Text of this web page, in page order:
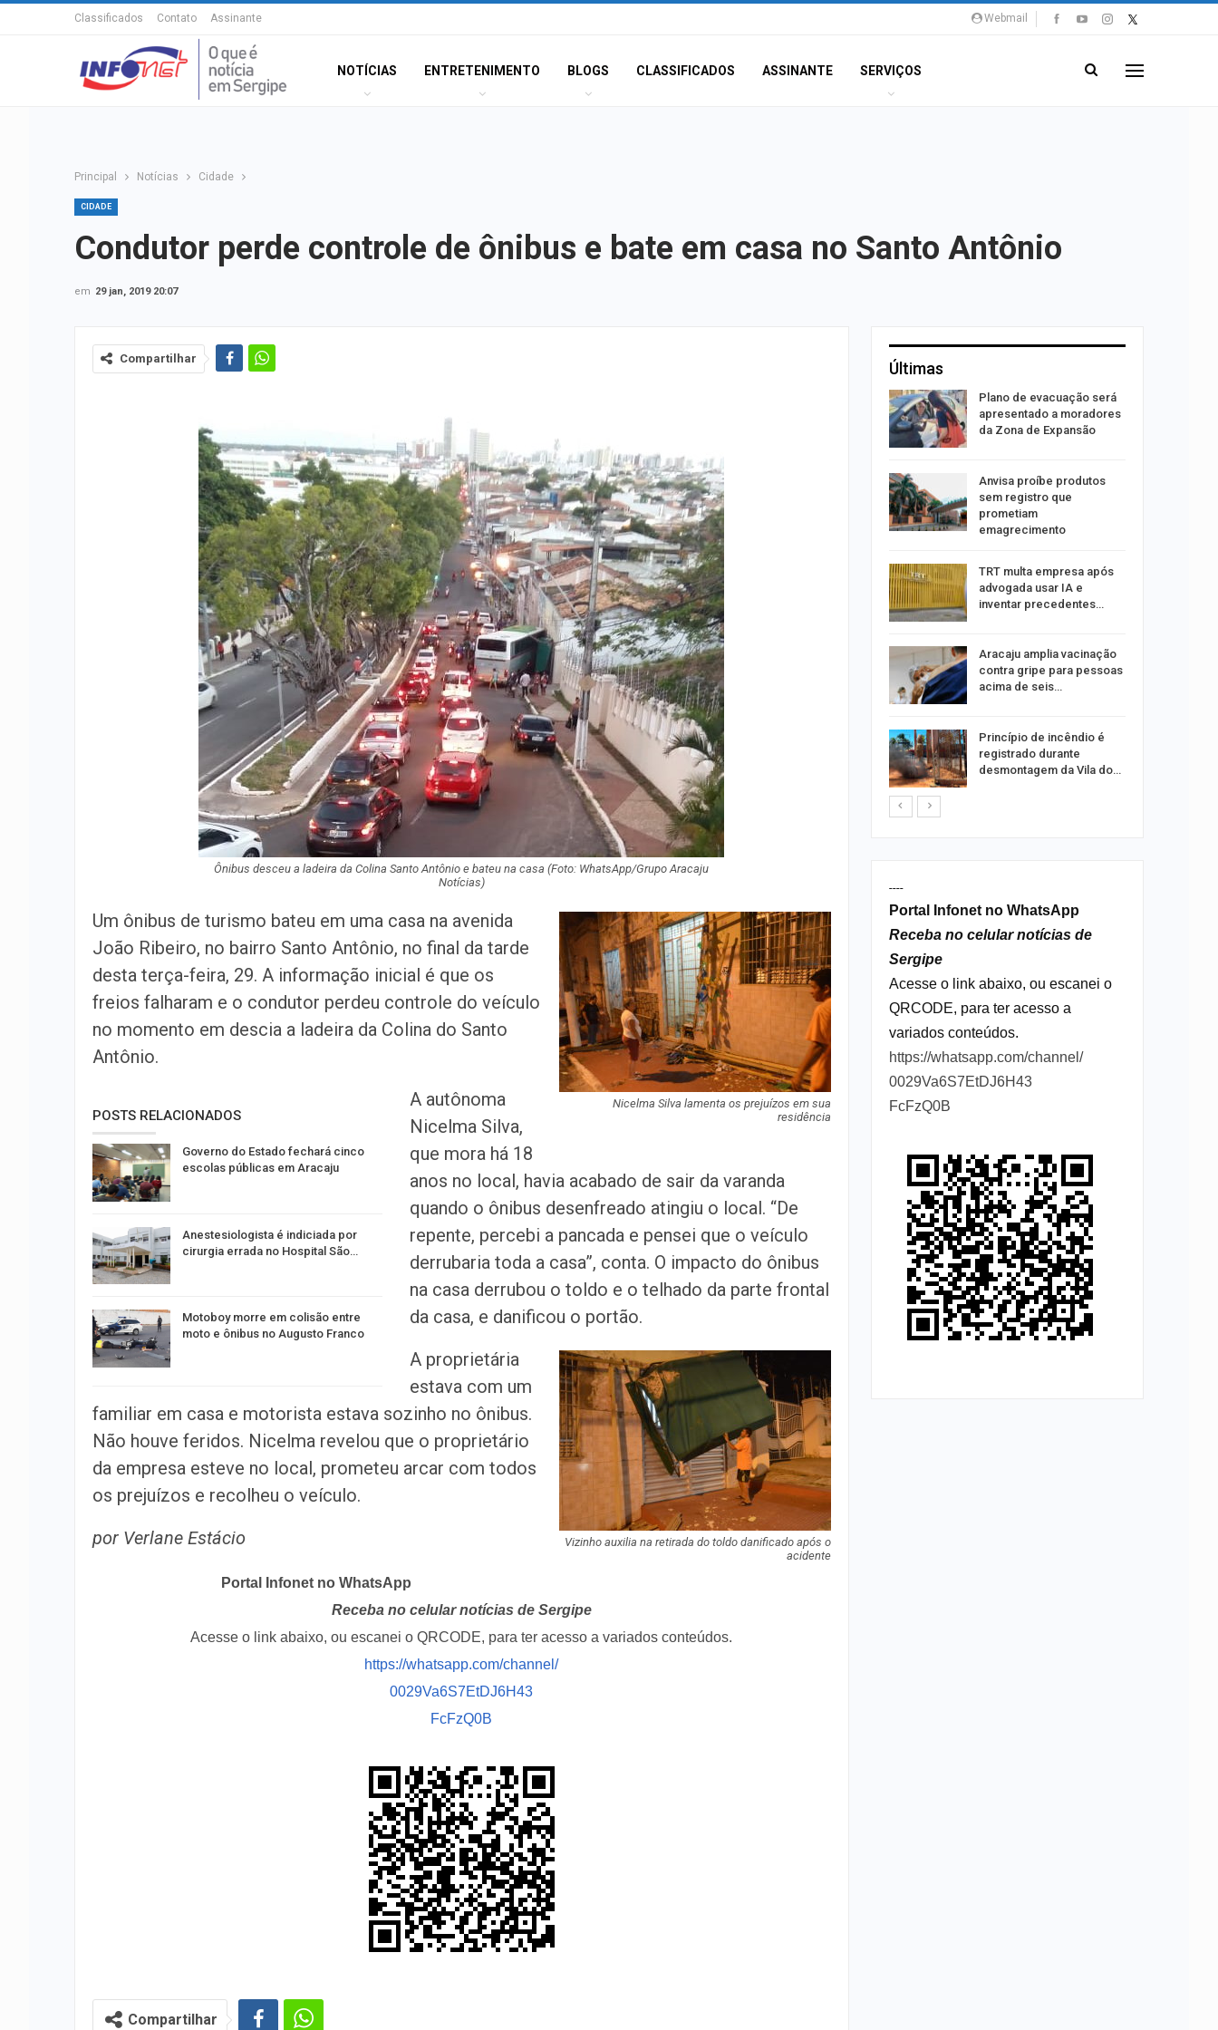
Webmail
Classificados Contato Assinante
NOTÍCIAS ENTRETENIMENTO BLOGS CLASSIFICADOS ASSINANTE SERVIÇOS
Principal Notícias Cidade
CIDADE
Condutor perde controle de ônibus e bate em casa no Santo Antônio
em 29 jan, 2019 20:07
Compartilhar
Ônibus desceu a ladeira da Colina Santo Antônio e bateu na casa (Foto: WhatsApp/Grupo Aracaju
Notícias)
Nicelma Silva lamenta os prejuízos em sua
residência
Um ônibus de turismo bateu em uma casa na avenida
João Ribeiro, no bairro Santo Antônio, no final da tarde
desta terça-feira, 29. A informação inicial é que os
freios falharam e o condutor perdeu controle do veículo
no momento em descia a ladeira da Colina do Santo
Antônio.
POSTS RELACIONADOS
Governo do Estado fechará cinco
escolas públicas em Aracaju
Anestesiologista é indiciada por
cirurgia errada no Hospital São…
Motoboy morre em colisão entre
moto e ônibus no Augusto Franco
A autônoma
Nicelma Silva,
que mora há 18
anos no local, havia acabado de sair da varanda
quando o ônibus desenfreado atingiu o local. “De
repente, percebi a pancada e pensei que o veículo
derrubaria toda a casa”, conta. O impacto do ônibus
na casa derrubou o toldo e o telhado da parte frontal
da casa, e danificou o portão.
Vizinho auxilia na retirada do toldo danificado após o
acidente
A proprietária
estava com um
familiar em casa e motorista estava sozinho no ônibus.
Não houve feridos. Nicelma revelou que o proprietário
da empresa esteve no local, prometeu arcar com todos
os prejuízos e recolheu o veículo.
por Verlane Estácio
Portal Infonet no WhatsApp
Receba no celular notícias de Sergipe
Acesse o link abaixo, ou escanei o QRCODE, para ter acesso a variados conteúdos.
https://whatsapp.com/channel/
0029Va6S7EtDJ6H43
FcFzQ0B
Compartilhar
Últimas
Câmara de Itabaianinha
abre concurso com
salários de até R$ 3 mil
Filarmônica de Itabaiana
realiza concerto em
homenagem ao Dia dos…
Maurício Manieri traz a
Aracaju a turnê
Inesquecível
Dia dos Pais: cerca de 104
milhões de pessoas
pretendem comprar…
Plano de evacuação será
apresentado a moradores
da Zona de Expansão
Anvisa proíbe produtos
sem registro que
prometiam
emagrecimento
TRT multa empresa após
advogada usar IA e
inventar precedentes…
Aracaju amplia vacinação
contra gripe para pessoas
acima de seis…
Princípio de incêndio é
registrado durante
desmontagem da Vila do…
----
Portal Infonet no WhatsApp
Receba no celular notícias de
Sergipe
Acesse o link abaixo, ou escanei o
QRCODE, para ter acesso a
variados conteúdos.
https://whatsapp.com/channel/
0029Va6S7EtDJ6H43
FcFzQ0B